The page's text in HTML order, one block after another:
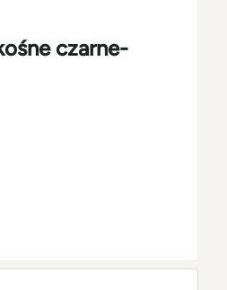
czarne-